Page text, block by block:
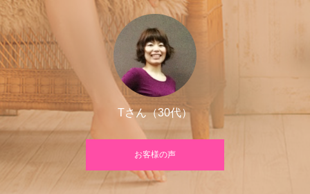
Tさん（30代）
お客様の声